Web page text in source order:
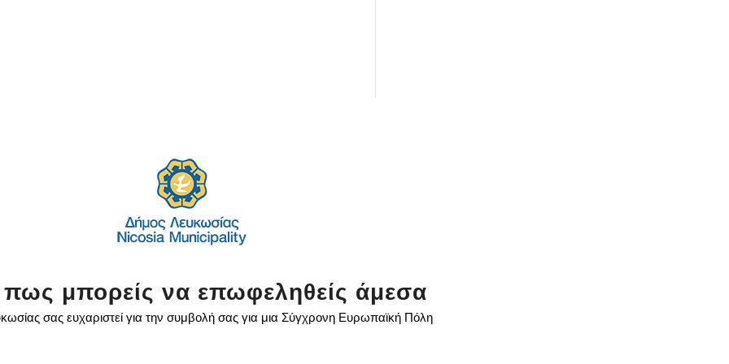
μπορείς να επωφεληθείς άμεσα
σας ευχαριστεί για την συμβολή σας για μια Σύγχρονη Ευρωπαϊκή Πόλη